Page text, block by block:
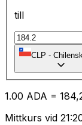
till
CLP -
1.00 ADA = 18
Mittkurs vid